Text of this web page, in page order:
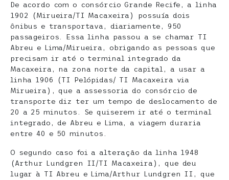
De acordo com o consórcio Grande Recife, a linha
1902 (Mirueira/TI Macaxeira) possuía dois
ônibus e transportava, diariamente, 950
passageiros. Essa linha passou a se chamar TI
Abreu e Lima/Mirueira, obrigando as pessoas que
precisam ir até o terminal integrado da
Macaxeira, na zona norte da capital, a usar a
linha 1906 (TI Pelópidas/ TI Macaxeira via
Mirueira), que a assessoria do consórcio de
transporte diz ter um tempo de deslocamento de
20 a 25 minutos. Se quiserem ir até o terminal
integrado, de Abreu e Lima, a viagem duraria
entre 40 e 50 minutos.
O segundo caso foi a alteração da linha 1948
(Arthur Lundgren II/TI Macaxeira), que deu
lugar à TI Abreu e Lima/Arthur Lundgren II, que